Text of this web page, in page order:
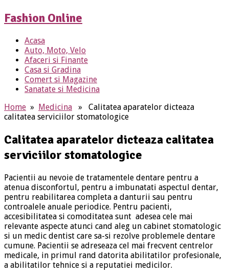
Fashion Online
Acasa
Auto, Moto, Velo
Afaceri si Finante
Casa si Gradina
Comert si Magazine
Sanatate si Medicina
Home » Medicina » Calitatea aparatelor dicteaza
calitatea serviciilor stomatologice
Calitatea aparatelor dicteaza calitatea
serviciilor stomatologice
Pacientii au nevoie de tratamentele dentare pentru a
atenua disconfortul, pentru a imbunatati aspectul dentar,
pentru reabilitarea completa a danturii sau pentru
controalele anuale periodice. Pentru pacienti,
accesibilitatea si comoditatea sunt adesea cele mai
relevante aspecte atunci cand aleg un cabinet stomatologic
si un medic dentist care sa-si rezolve problemele dentare
cumune. Pacientii se adreseaza cel mai frecvent centrelor
medicale, in primul rand datorita abilitatilor profesionale,
a abilitatilor tehnice si a reputatiei medicilor.